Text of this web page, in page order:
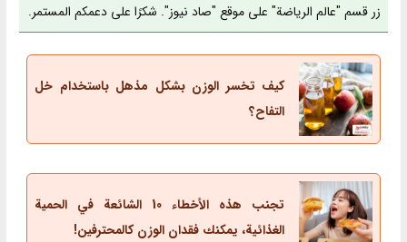
زر قسم "عالم الرياضة" على موقع "صاد نيوز". شكرًا على دعمكم المستمر.
كيف تخسر الوزن بشكل مذهل باستخدام خل
التفاح؟
تجنب هذه الأخطاء 10 الشائعة في الحمية
الغذائية، يمكنك فقدان الوزن كالمحترفين!